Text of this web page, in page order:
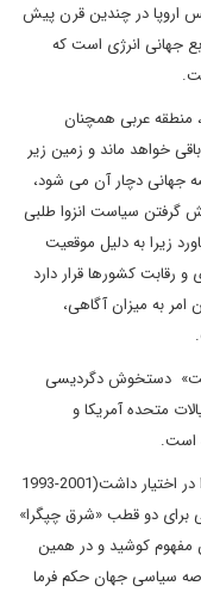
اروپا در چندین قرن پیش
جهانی انرژی است که
منطقه عربی همچنان
خواهد ماند و زمین زیر
جهانی دچار آن می شود،
گرفتن سیاست انزوا طلبی
زیرا به دلیل موقعیت
رقابت کشورها قرار دارد
به میزان آگاهی،
دستخوش دگردیسی
متحده آمریکا و
است.
بیل کلینتون که به مدت هشت سال دولت آمریکا را در اختیار داشت(2001-1993
برای دو قطب «شرق چپگرا»
مفهوم کوشید و در همین
سیاسی جهان حکم فرما